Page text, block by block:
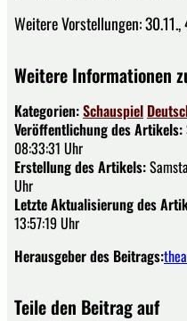
Weitere Vorstellungen:
Weitere Informationen
Kategorien:Schauspiel
Veröffentlichung des Artikels:
08:33:31 Uhr
Erstellung des Artikels:
Uhr
Letzte Aktualisierung des
13:57:19 Uhr
Herausgeber des Beitrags:
Teile den Beitrag auf